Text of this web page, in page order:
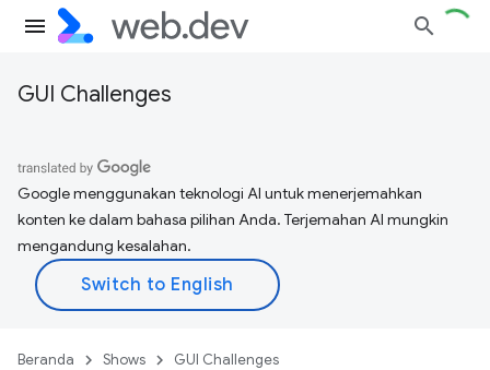
GUI Challenges
Google menggunakan teknologi AI untuk menerjemahkan
konten ke dalam bahasa pilihan Anda. Terjemahan AI mungkin
mengandung kesalahan.
Beranda Shows GUI Challenges